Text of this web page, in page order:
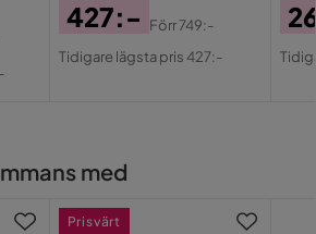
Pris
427:-
Original
Förr749:-
Tidigare lägsta pris 427:-
med
Prisvärt